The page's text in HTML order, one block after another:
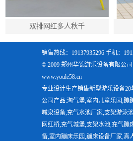
双排网红多人秋千
销售热线：19137935296 手机：
© 2009 郑州华锦游乐设备有限公司
www.youle58.cn
专业设计生产销售新型游乐设备20
公司产品:淘气堡,室内儿童乐园,蹦
喊泉设备,充气水池厂家,支架游泳
网红桥,充气城堡,支架水池,充气蹦
备,室内蹦床乐园,蹦床设备厂家,真